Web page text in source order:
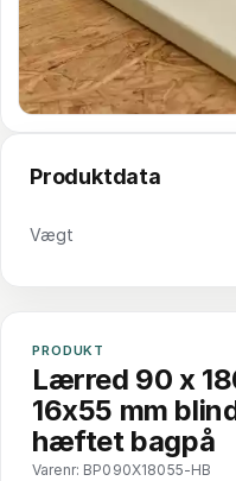
Produktdata
Vægt
PRODUKT
Lærred 90 x
16x55 mm
hæftet bagpå
Varenr: BP090X18055-HB